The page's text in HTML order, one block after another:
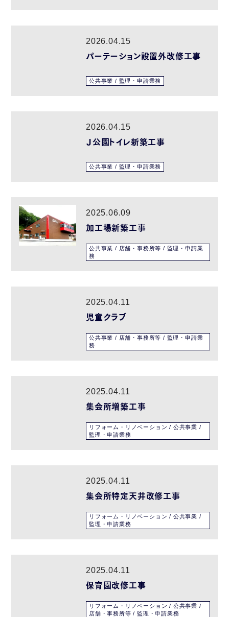
2026.04.15
パーテーション設置外改修工事
公共事業 / 監理・申請業務
2026.04.15
Ｊ公園トイレ新築工事
公共事業 / 監理・申請業務
2025.06.09
加工場新築工事
公共事業 / 店舗・事務所等 / 監理・申請業
務
2025.04.11
児童クラブ
公共事業 / 店舗・事務所等 / 監理・申請業
務
2025.04.11
集会所増築工事
リフォーム・リノベーション / 公共事業 /
監理・申請業務
2025.04.11
集会所特定天井改修工事
リフォーム・リノベーション / 公共事業 /
監理・申請業務
2025.04.11
保育園改修工事
リフォーム・リノベーション / 公共事業 /
店舗・事務所等 / 監理・申請業務